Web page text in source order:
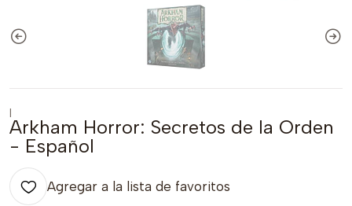
|
Arkham Horror: Secretos de la Orden
- Español
Agregar a la lista de favoritos